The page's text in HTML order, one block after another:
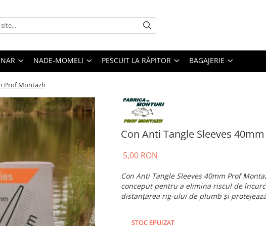
NADE-MOMELI PESCUIT LA RĂPITOR BAGAJERIE
Prof Montazh
Con Anti Tangle Sleeves
5,00 RON
Con Anti Tangle Sleeves 40mm Prof
conceput pentru a elimina riscul de
distanțarea rig-ului de plumb și
STOC EPUIZAT